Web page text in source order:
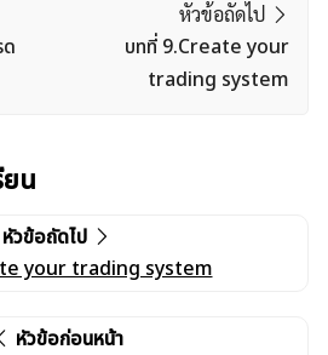
ด
หัวข้อถัดไป
บทที่ 9.Create your
trading system
น
หัวข้อถัดไป
your trading system
หัวข้อก่อนหน้า